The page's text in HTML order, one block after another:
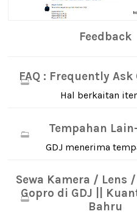
Feedback
FAQ : Frequently
Hal berkaitan
Tempahan
GDJ menerima
Sewa Kamera / Lens
Gopro di GDJ ||
Bahru